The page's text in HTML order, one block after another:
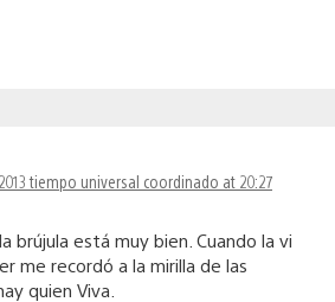
tiempo universal coordinado at 20:27
brújula está muy bien. Cuando la vi
me recordó a la mirilla de las
quien Viva.